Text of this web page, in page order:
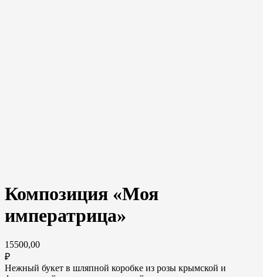
Композиция «Моя
императрица»
15500,00
₽
Нежный букет в шляпной коробке из розы крымской и